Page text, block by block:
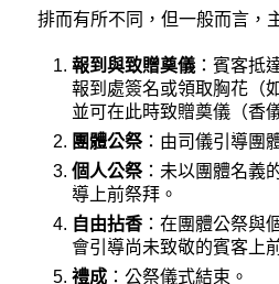
排而有所不同，但一般而言，
報到與致贈奠儀：賓客抵
報到處簽名或領取胸花（
並可在此時致贈奠儀（香
團體公祭：由司儀引導團
個人公祭：未以團體名義
導上前祭拜。
自由拈香：在團體公祭與
會引導尚未致敬的賓客上
禮成：公祭儀式結束。